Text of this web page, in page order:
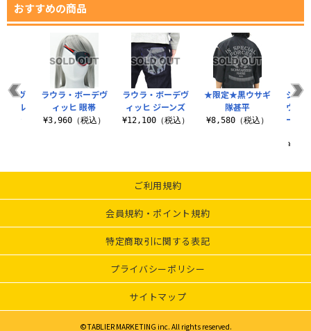
おすすめの商品
ラウラ・ボーデヴ
ィッヒ ジーンズ
¥12,100（税込）
★限定★黒ウサギ
隊甚平
¥8,580（税込）
シャ
ウラ
ーバ
デヴ
フル
ペン
ラウラ・ボーデヴ
ィッヒ 眼帯
¥3,960（税込）
ご利用規約
会員規約・ポイント規約
特定商取引に関する表記
プライバシーポリシー
サイトマップ
©TABLIER MARKETING inc. All rights reserved.